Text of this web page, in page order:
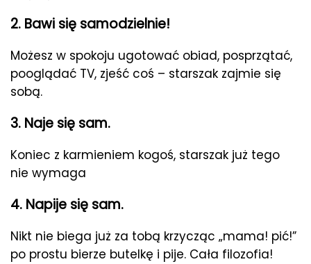
2. Bawi się samodzielnie!
Możesz w spokoju ugotować obiad, posprzątać,
pooglądać TV, zjeść coś – starszak zajmie się
sobą.
3. Naje się sam.
Koniec z karmieniem kogoś, starszak już tego
nie wymaga
4. Napije się sam.
Nikt nie biega już za tobą krzycząc „mama! pić!”
po prostu bierze butelkę i pije. Cała filozofia!